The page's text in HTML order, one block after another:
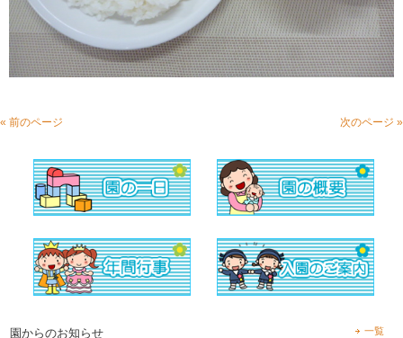
« 前のページ 次のページ »
園からのお知らせ 一覧